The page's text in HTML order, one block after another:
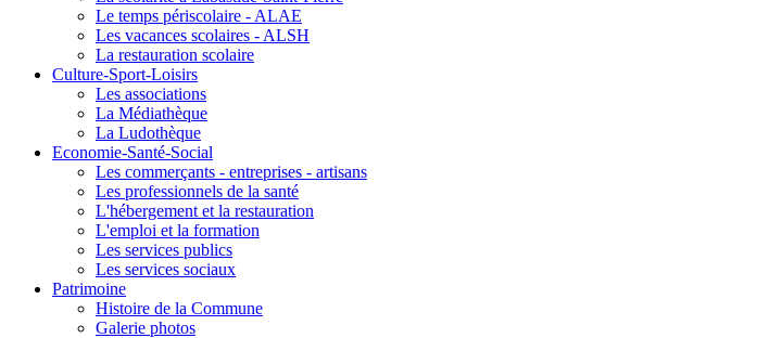
Le temps périscolaire - ALAE
Les vacances scolaires - ALSH
La restauration scolaire
Culture-Sport-Loisirs
Les associations
La Médiathèque
La Ludothèque
Economie-Santé-Social
Les commerçants - entreprises - artisans
Les professionnels de la santé
L'hébergement et la restauration
L'emploi et la formation
Les services publics
Les services sociaux
Patrimoine
Histoire de la Commune
Galerie photos